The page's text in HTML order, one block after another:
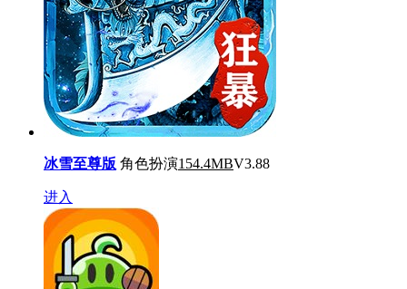
冰雪至尊版 角色扮演154.4MBV3.88
进入